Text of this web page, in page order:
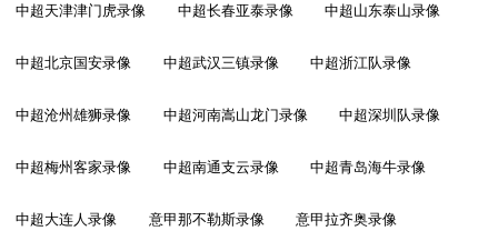
中超天津津门虎录像 中超长春亚泰录像 中超山东泰山录像
中超北京国安录像 中超武汉三镇录像 中超浙江队录像
中超沧州雄狮录像 中超河南嵩山龙门录像 中超深圳队录像
中超梅州客家录像 中超南通支云录像 中超青岛海牛录像
中超大连人录像 意甲那不勒斯录像 意甲拉齐奥录像